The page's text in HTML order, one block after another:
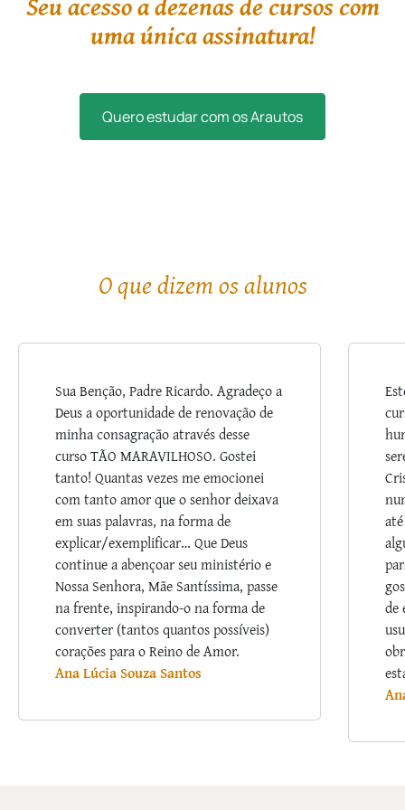
uma única assinatura!
Quero estudar com os Arautos
O que dizem os alunos
Sua Benção, Padre Ricardo. Agradeço a
Deus a oportunidade de renovação de
minha consagração através desse
curso TÃO MARAVILHOSO. Gostei
tanto! Quantas vezes me emocionei
com tanto amor que o senhor deixava
em suas palavras, na forma de
explicar/exemplificar… Que Deus
continue a abençoar seu ministério e
Nossa Senhora, Mãe Santíssima, passe
na frente, inspirando-o na forma de
converter (tantos quantos possíveis)
corações para o Reino de Amor.
Ana Lúcia Souza Santos
de